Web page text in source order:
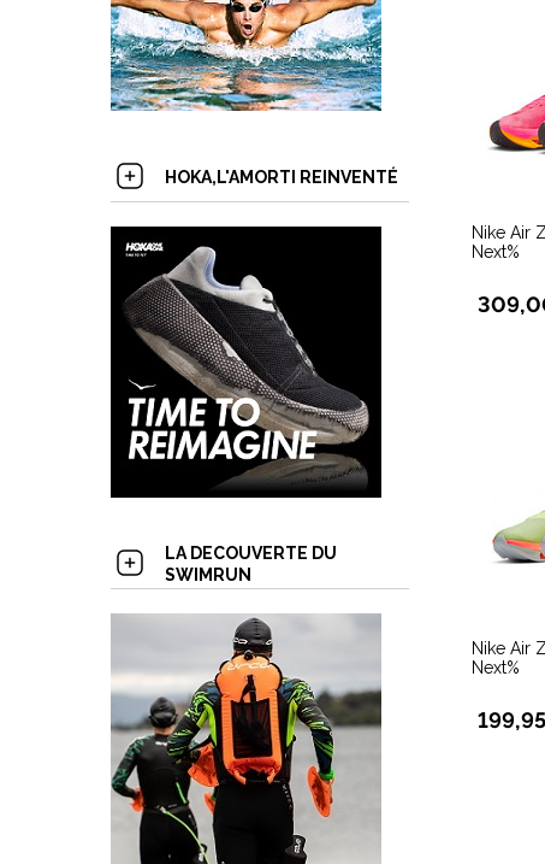
HOKA,L'AMORTI REINVENTÉ
LA DECOUVERTE DU
SWIMRUN
Nike Air
Next%
Nike Air
Next%